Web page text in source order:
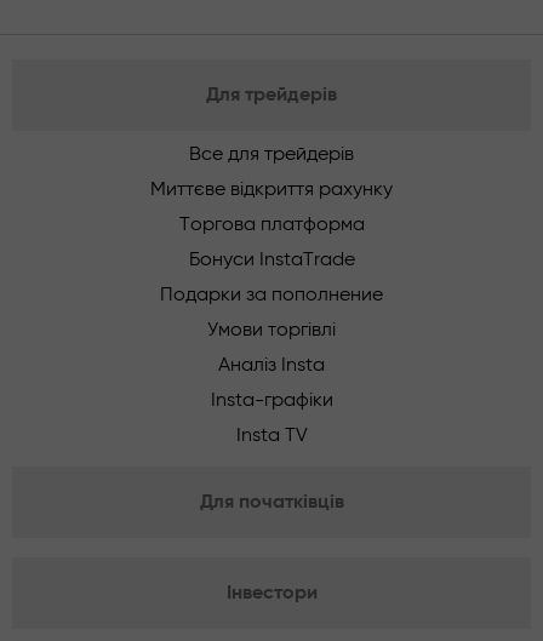
Для трейдерів
Все для трейдерів
Миттєве відкриття рахунку
Торгова платформа
Бонуси InstaTrade
Подарки за пополнение
Умови торгівлі
Аналіз Insta
Insta-графіки
Insta TV
Для початківців
Інвестори